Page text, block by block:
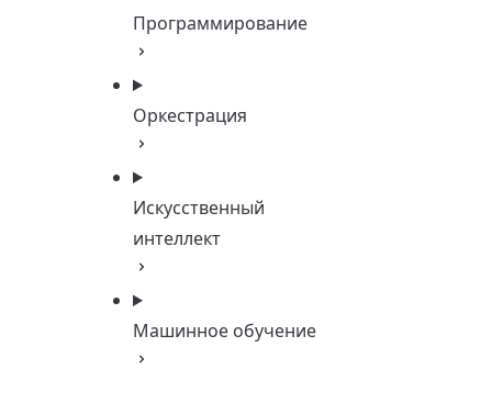
Программирование
Оркестрация
Искусственный
интеллект
Машинное обучение